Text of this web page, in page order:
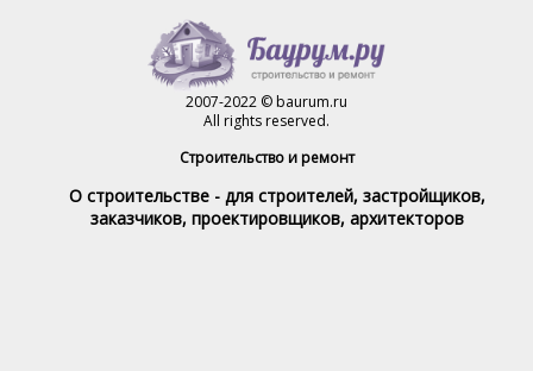
2007-2022 © baurum.ru
All rights reserved.
Строительство и ремонт
О строительстве - для строителей, застройщиков,
заказчиков, проектировщиков, архитекторов